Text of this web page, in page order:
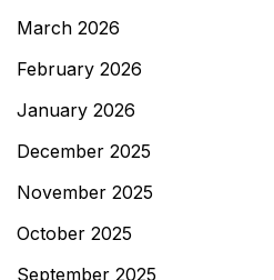
March 2026
February 2026
January 2026
December 2025
November 2025
October 2025
September 2025